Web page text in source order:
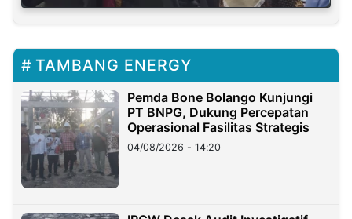
TAMBANG ENERGY
Pemda Bone Bolango Kunjungi
PT BNPG, Dukung Percepatan
Operasional Fasilitas Strategis
04/08/2026 - 14:20